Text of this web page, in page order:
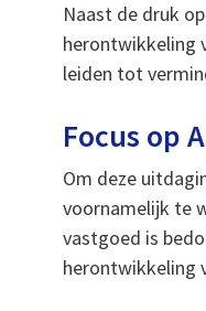
Naast de druk
herontwikkeling
leiden tot
Focus op
Om deze
voornamelijk te
vastgoed is
herontwikkeling